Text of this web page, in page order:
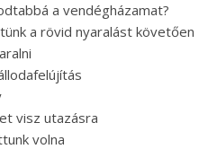
a vendégházamat?
a rövid nyaralást követően
visz utazásra
volna